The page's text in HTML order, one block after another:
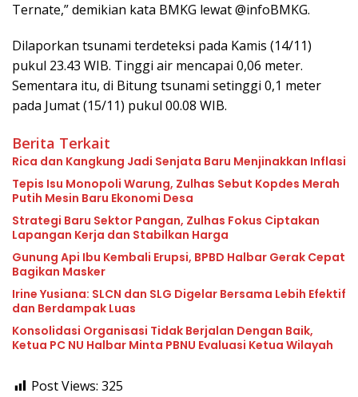
Ternate,” demikian kata BMKG lewat @infoBMKG.
Dilaporkan tsunami terdeteksi pada Kamis (14/11)
pukul 23.43 WIB. Tinggi air mencapai 0,06 meter.
Sementara itu, di Bitung tsunami setinggi 0,1 meter
pada Jumat (15/11) pukul 00.08 WIB.
Berita Terkait
Rica dan Kangkung Jadi Senjata Baru Menjinakkan Inflasi
Tepis Isu Monopoli Warung, Zulhas Sebut Kopdes Merah
Putih Mesin Baru Ekonomi Desa
Strategi Baru Sektor Pangan, Zulhas Fokus Ciptakan
Lapangan Kerja dan Stabilkan Harga
Gunung Api Ibu Kembali Erupsi, BPBD Halbar Gerak Cepat
Bagikan Masker
Irine Yusiana: SLCN dan SLG Digelar Bersama Lebih Efektif
dan Berdampak Luas
Konsolidasi Organisasi Tidak Berjalan Dengan Baik,
Ketua PC NU Halbar Minta PBNU Evaluasi Ketua Wilayah
Post Views: 325